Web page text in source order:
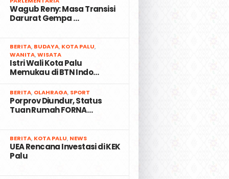
Wagub Reny: Masa Transisi
Darurat Gempa …
BERITA, BUDAYA, KOTA PALU,
WANITA,WISATA
Istri Wali Kota Palu
Memukau di BTN Indo…
BERITA, OLAHRAGA, SPORT
Porprov Diundur, Status
Tuan Rumah FORNA…
BERITA, KOTA PALU, NEWS
UEA Rencana Investasi di KEK
Palu